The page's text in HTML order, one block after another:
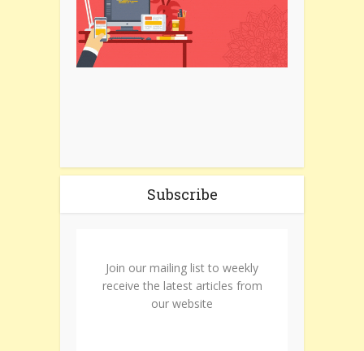
Subscribe
Join our mailing list to weekly
receive the latest articles from
our website